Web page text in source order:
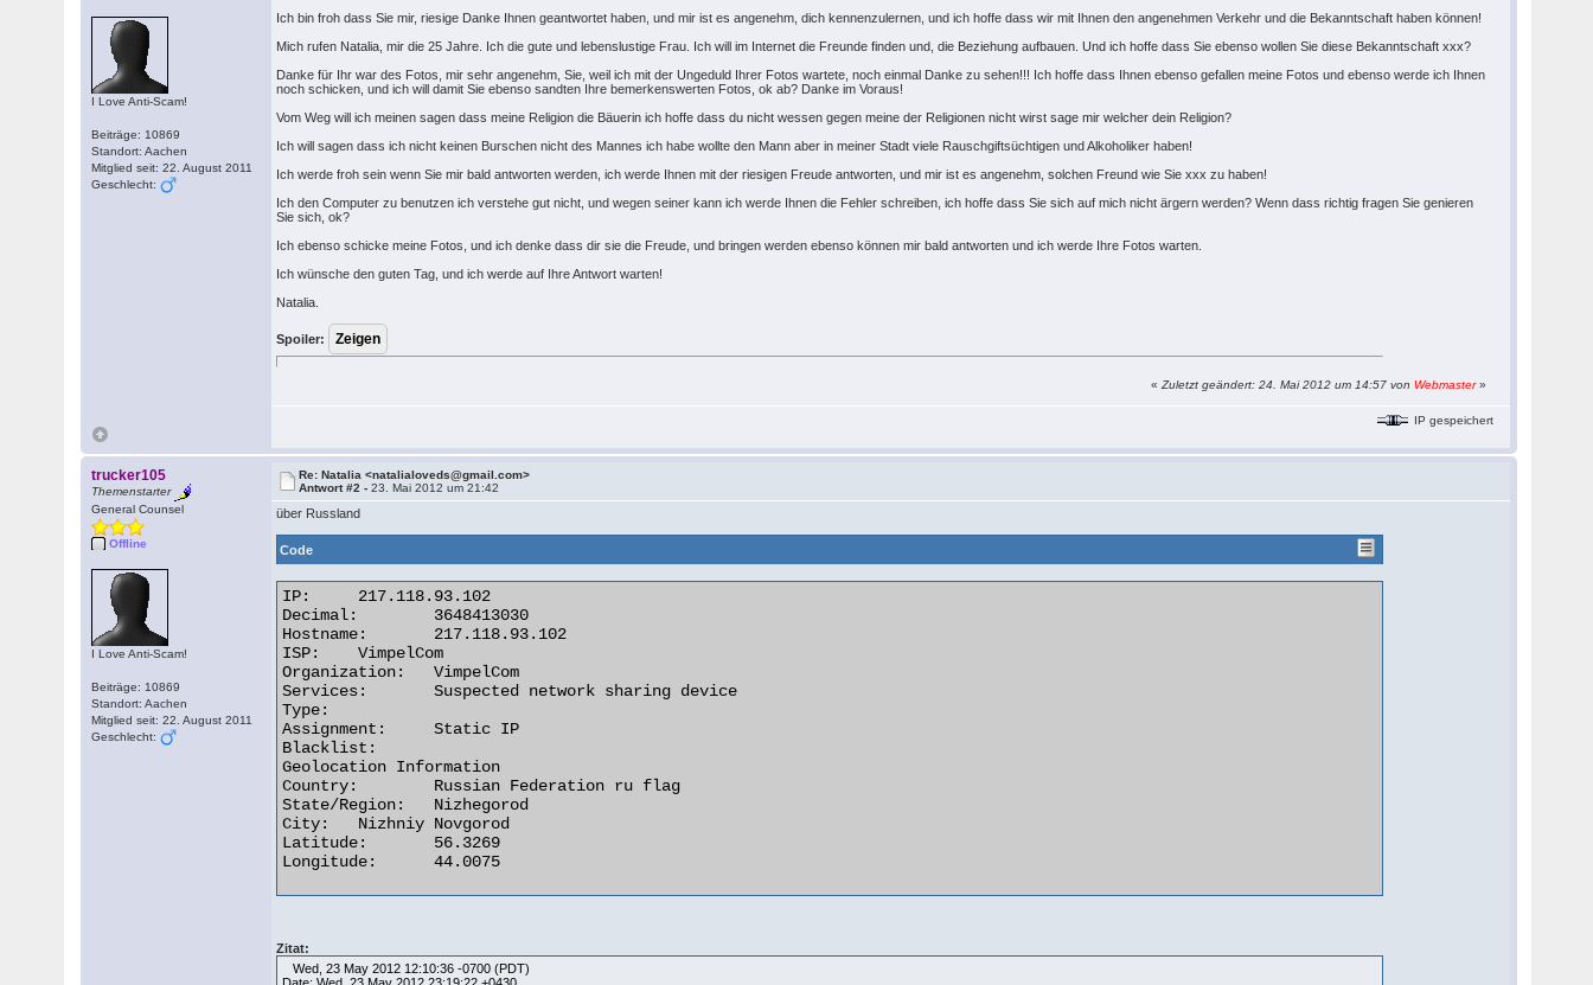
I Love Anti-Scam!
Beiträge: 10869
Standort: Aachen
Mitglied seit: 22. August 2011
Geschlecht:
Ich bin froh dass Sie mir, riesige Danke Ihnen geantwortet haben, und mir ist es angenehm, dich kennenzulernen, und ich hoffe dass wir mit Ihnen den angenehmen Verkehr und die Bekanntschaft haben können!
Mich rufen Natalia, mir die 25 Jahre. Ich die gute und lebenslustige Frau. Ich will im Internet die Freunde finden und, die Beziehung aufbauen. Und ich hoffe dass Sie ebenso wollen Sie diese Bekanntschaft xxx?
Danke für Ihr war des Fotos, mir sehr angenehm, Sie, weil ich mit der Ungeduld Ihrer Fotos wartete, noch einmal Danke zu sehen!!! Ich hoffe dass Ihnen ebenso gefallen meine Fotos und ebenso werde ich Ihnen
noch schicken, und ich will damit Sie ebenso sandten Ihre bemerkenswerten Fotos, ok ab? Danke im Voraus!
Vom Weg will ich meinen sagen dass meine Religion die Bäuerin ich hoffe dass du nicht wessen gegen meine der Religionen nicht wirst sage mir welcher dein Religion?
Ich will sagen dass ich nicht keinen Burschen nicht des Mannes ich habe wollte den Mann aber in meiner Stadt viele Rauschgiftsüchtigen und Alkoholiker haben!
Ich werde froh sein wenn Sie mir bald antworten werden, ich werde Ihnen mit der riesigen Freude antworten, und mir ist es angenehm, solchen Freund wie Sie xxx zu haben!
Ich den Computer zu benutzen ich verstehe gut nicht, und wegen seiner kann ich werde Ihnen die Fehler schreiben, ich hoffe dass Sie sich auf mich nicht ärgern werden? Wenn dass richtig fragen Sie genieren
Sie sich, ok?
Ich ebenso schicke meine Fotos, und ich denke dass dir sie die Freude, und bringen werden ebenso können mir bald antworten und ich werde Ihre Fotos warten.
Ich wünsche den guten Tag, und ich werde auf Ihre Antwort warten!
Natalia.
Spoiler:
«Zuletzt geändert: 24. Mai 2012 um 14:57 von Webmaster»
IP gespeichert
trucker105
Themenstarter
General Counsel
Offline
I Love Anti-Scam!
Beiträge: 10869
Standort: Aachen
Mitglied seit: 22. August 2011
Geschlecht:
Re: Natalia <natalialoveds@gmail.com>
Antwort #2 -23. Mai 2012 um 21:42
über Russland
Code
IP:	217.118.93.102
Decimal:	3648413030
Hostname:	217.118.93.102
ISP:	VimpelCom
Organization:	VimpelCom
Services:	Suspected network sharing device
Type:
Assignment:	Static IP
Blacklist:
Geolocation Information
Country:	Russian Federation ru flag
State/Region:	Nizhegorod
City:	Nizhniy Novgorod
Latitude:	56.3269
Longitude:	44.0075
Zitat:
Wed, 23 May 2012 12:10:36 -0700 (PDT)